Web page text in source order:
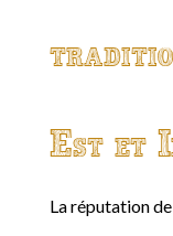
Est et
La réputation